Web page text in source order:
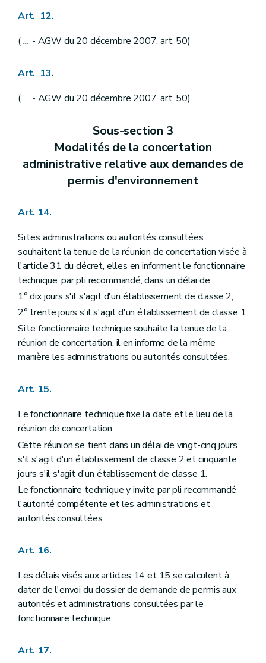
Art. 12.
(... - AGW du 20 décembre 2007, art. 50)
Art. 13.
(... - AGW du 20 décembre 2007, art. 50)
Sous-section 3
Modalités de la concertation
administrative relative aux demandes de
permis d'environnement
Art. 14.
Si les administrations ou autorités consultées
souhaitent la tenue de la réunion de concertation visée à
l'article 31 du décret, elles en informent le fonctionnaire
technique, par pli recommandé, dans un délai de:
1° dix jours s'il s'agit d'un établissement de classe 2;
2° trente jours s'il s'agit d'un établissement de classe 1.
Si le fonctionnaire technique souhaite la tenue de la
réunion de concertation, il en informe de la même
manière les administrations ou autorités consultées.
Art. 15.
Le fonctionnaire technique fixe la date et le lieu de la
réunion de concertation.
Cette réunion se tient dans un délai de vingt-cinq jours
s'il s'agit d'un établissement de classe 2 et cinquante
jours s'il s'agit d'un établissement de classe 1.
Le fonctionnaire technique y invite par pli recommandé
l'autorité compétente et les administrations et
autorités consultées.
Art. 16.
Les délais visés aux articles 14 et 15 se calculent à
dater de l'envoi du dossier de demande de permis aux
autorités et administrations consultées par le
fonctionnaire technique.
Art. 17.